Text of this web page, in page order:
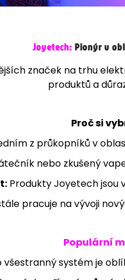
Joyetech: Pionýr v
značek na trhu
produktů a
Proč si
z průkopníků v
nebo zkušený
Produkty Joyetech jsou
pracuje na vývoji
Populární
systém je
POD PRO 1200 - LEMON
Kč